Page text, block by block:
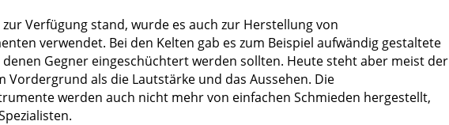
Verfügung stand, wurde es auch zur Herstellung von
verwendet. Bei den Kelten gab es zum Beispiel aufwändig gestaltete
denen Gegner eingeschüchtert werden sollten. Heute steht aber meist der
Vordergrund als die Lautstärke und das Aussehen. Die
werden auch nicht mehr von einfachen Schmieden hergestellt,